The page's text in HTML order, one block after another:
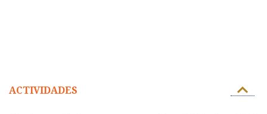
ACTIVIDADES